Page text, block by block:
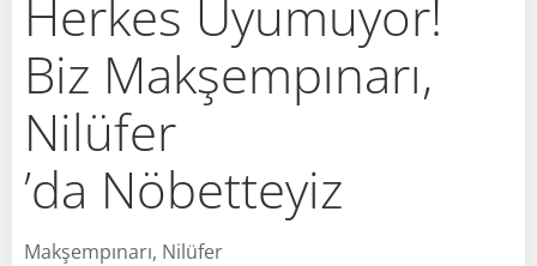
Herkes Uyumuyor!
Biz Makşempınarı,
Nilüfer
’da Nöbetteyiz
Makşempınarı, Nilüfer